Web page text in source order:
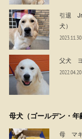
引退
犬）
父犬
母犬（ゴールデン・年
母 マ